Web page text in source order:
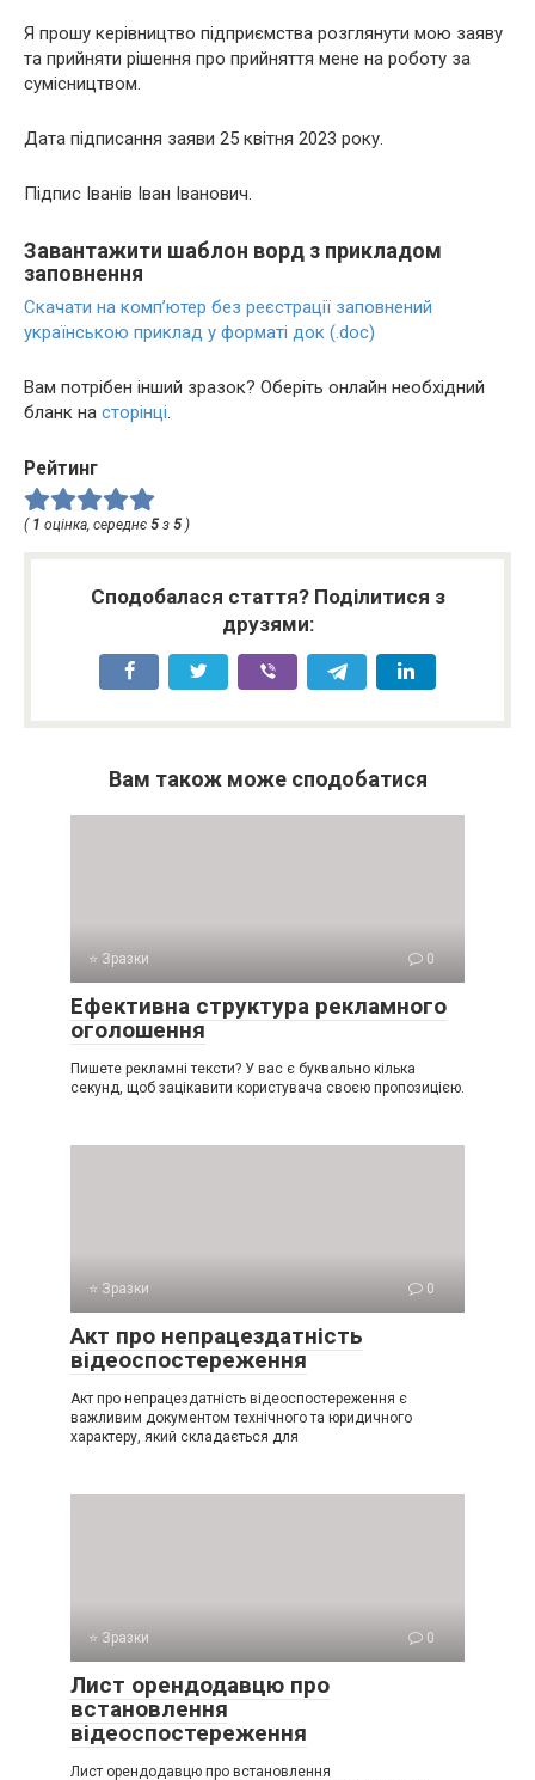
Я прошу керівництво підприємства розглянути мою заяву
та прийняти рішення про прийняття мене на роботу за
сумісництвом.
Дата підписання заяви 25 квітня 2023 року.
Підпис Іванів Іван Іванович.
Завантажити шаблон ворд з прикладом
заповнення
Скачати на комп’ютер без реєстрації заповнений
українською приклад у форматі док (.doc)
Вам потрібен інший зразок? Оберіть онлайн необхідний
бланк на сторінці.
Рейтинг
( 1 оцінка, середнє 5 з 5 )
Сподобалася стаття? Поділитися з
друзями:
Вам також може сподобатися
⭐ Зразки 0
Ефективна структура рекламного
оголошення
Пишете рекламні тексти? У вас є буквально кілька
секунд, щоб зацікавити користувача своєю пропозицією.
⭐ Зразки 0
Акт про непрацездатність
відеоспостереження
Акт про непрацездатність відеоспостереження є
важливим документом технічного та юридичного
характеру, який складається для
⭐ Зразки 0
Лист орендодавцю про
встановлення
відеоспостереження
Лист орендодавцю про встановлення